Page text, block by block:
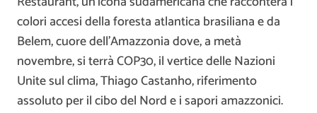
colori accesi della foresta atlantica brasiliana e da
Belem, cuore dell’Amazzonia dove, a metà
novembre, si terrà COP30, il vertice delle Nazioni
Unite sul clima, Thiago Castanho, riferimento
assoluto per il cibo del Nord e i sapori amazzonici.